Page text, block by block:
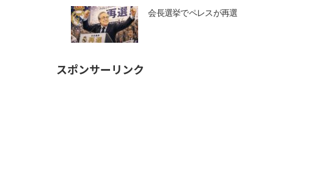
会長選挙でペレスが再選
スポンサーリンク